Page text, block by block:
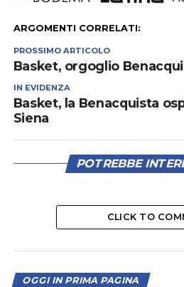
ARGOMENTI CORRELATI:
PROSSIMO ARTICOLO
Basket, orgoglio
IN EVIDENZA
Basket, la Benacquista
Siena
POTREBBE
CLICK TO
OGGI IN PRIMA PAGINA